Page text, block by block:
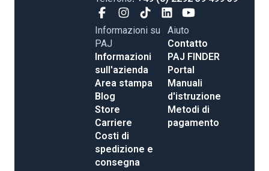
Informazioni su
PAJ
Informazioni
sull'azienda
Area stampa
Blog
Store
Carriere
Costi di
spedizione e
consegna
Aiuto
Contatto
PAJ FINDER
Portal
Manuali
d'istruzione
Metodi di
pagamento